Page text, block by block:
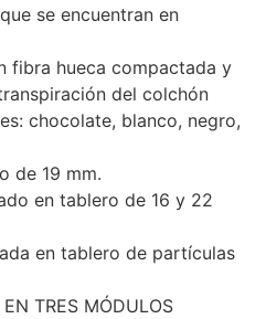
se encuentran en
fibra hueca compactada y
del colchón
chocolate, blanco, negro,
de 19 mm.
en tablero de 16 y 22
en tablero de partículas
TRES MÓDULOS